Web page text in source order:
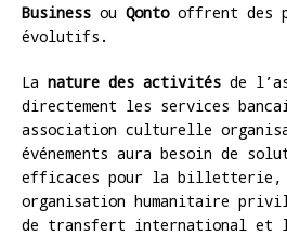
Business ou Qontooffrent des
évolutifs.
La nature des activités de
directement les services
association culturelle
événements aura besoin de
efficaces pour la billetterie,
organisation humanitaire
de transfert international et